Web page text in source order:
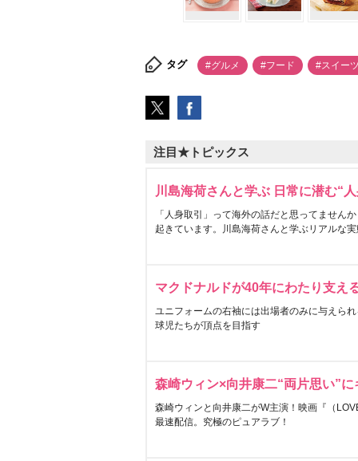
タグ #グルメ #フード #スイー
注目★トピックス
川島海荷さんと学ぶ 日常に潜む“
「人身取引」って海外の話だと思ってません
起きています。川島海荷さんと学ぶリアルな
マクドナルドが40年にわたり支え
ユニフォームの右袖には出場者のみに与えら
球児たちが頂点を目指す
森崎ウィン×向井康二“両片思い”
森崎ウィンと向井康二がW主演！映画『（
最速配信。究極のピュアラブ！